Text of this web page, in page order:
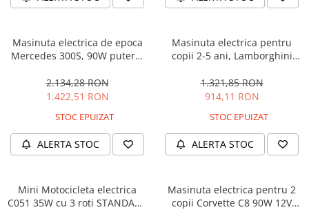
Masinuta electrica de epoca
Mercedes 300S, 90W putere,
2.134,28 RON
1.422,51 RON
STOC EPUIZAT
ALERTA STOC
Masinuta electrica pentru
copii 2-5 ani, Lamborghini
12V, galbena
1.321,85 RON
914,11 RON
STOC EPUIZAT
ALERTA STOC
Mini Motocicleta electrica
C051 35W cu 3 roti STANDARD
Masinuta electrica pentru 2
copii Corvette C8 90W 12V